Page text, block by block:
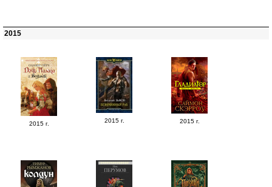
2015
2015 г. 2015 г. 2015 г.